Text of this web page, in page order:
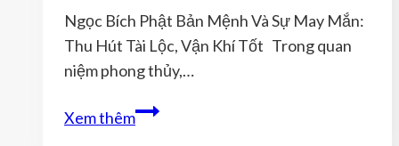
CỦA
NGỌC
BÍCH
Ngọc Bích Phật Bản Mệnh Và Sự May Mắn:
Thu Hút Tài Lộc, Vận Khí Tốt Trong quan
niệm phong thủy,…
Xem thêmNgọc